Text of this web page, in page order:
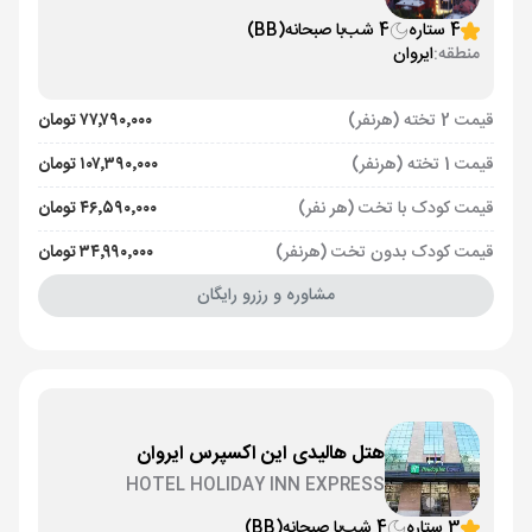
4 ستاره
4 شب با صبحانه(BB)
منطقه:ایروان
قیمت 2 تخته (هرنفر)
۷۷٬۷۹۰٬۰۰۰ تومان
قیمت 1 تخته (هرنفر)
۱۰۷٬۳۹۰٬۰۰۰ تومان
قیمت کودک با تخت (هر نفر)
۴۶٬۵۹۰٬۰۰۰ تومان
قیمت کودک بدون تخت (هرنفر)
۳۴٬۹۹۰٬۰۰۰ تومان
مشاوره و رزرو رایگان
هتل هالیدی این اکسپرس ایروان
HOTEL HOLIDAY INN EXPRESS